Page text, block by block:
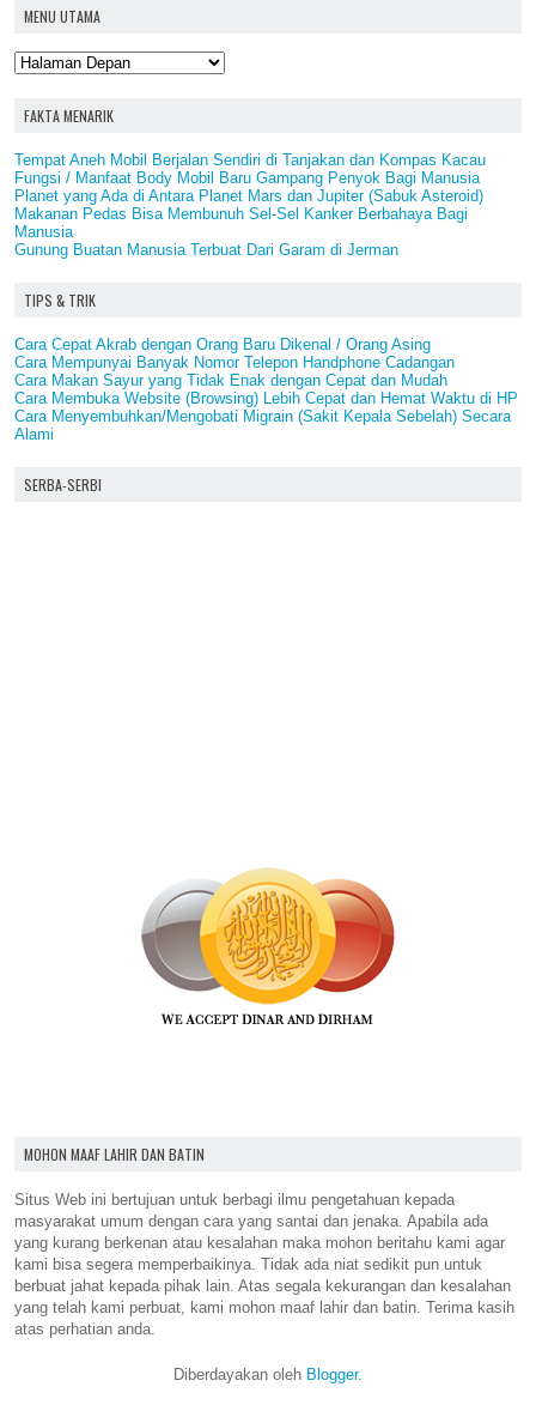
MENU UTAMA
FAKTA MENARIK
Tempat Aneh Mobil Berjalan Sendiri di Tanjakan dan Kompas Kacau
Fungsi / Manfaat Body Mobil Baru Gampang Penyok Bagi Manusia
Planet yang Ada di Antara Planet Mars dan Jupiter (Sabuk Asteroid)
Makanan Pedas Bisa Membunuh Sel-Sel Kanker Berbahaya Bagi
Manusia
Gunung Buatan Manusia Terbuat Dari Garam di Jerman
TIPS & TRIK
Cara Cepat Akrab dengan Orang Baru Dikenal / Orang Asing
Cara Mempunyai Banyak Nomor Telepon Handphone Cadangan
Cara Makan Sayur yang Tidak Enak dengan Cepat dan Mudah
Cara Membuka Website (Browsing) Lebih Cepat dan Hemat Waktu di HP
Cara Menyembuhkan/Mengobati Migrain (Sakit Kepala Sebelah) Secara
Alami
SERBA-SERBI
MOHON MAAF LAHIR DAN BATIN
Situs Web ini bertujuan untuk berbagi ilmu pengetahuan kepada
masyarakat umum dengan cara yang santai dan jenaka. Apabila ada
yang kurang berkenan atau kesalahan maka mohon beritahu kami agar
kami bisa segera memperbaikinya. Tidak ada niat sedikit pun untuk
berbuat jahat kepada pihak lain. Atas segala kekurangan dan kesalahan
yang telah kami perbuat, kami mohon maaf lahir dan batin. Terima kasih
atas perhatian anda.
Diberdayakan oleh Blogger.